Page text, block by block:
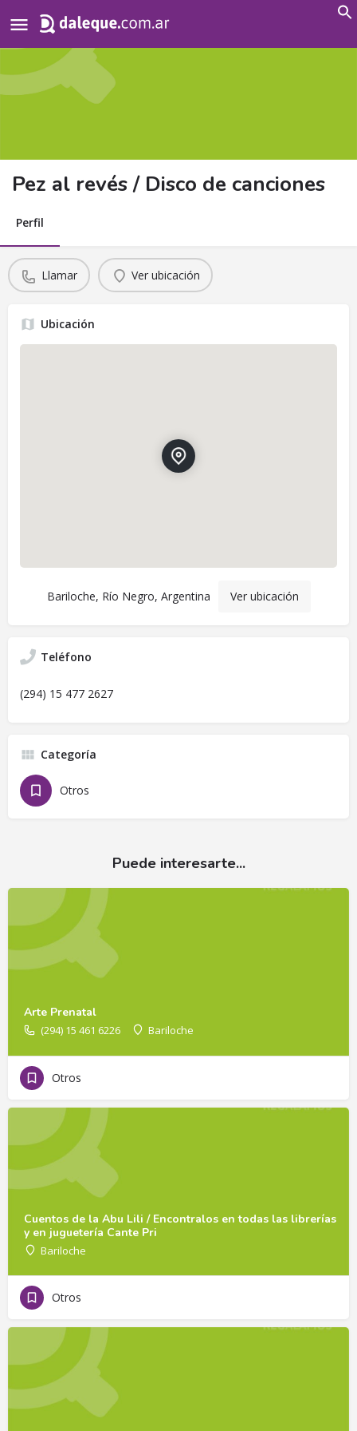
for:
Pez al revés / Disco de canciones
Perfil
Llamar Ver ubicación
Ubicación
Bariloche, Río Negro, Argentina Ver ubicación
Teléfono
(294) 15 477 2627
Categoría
Otros
Puede interesarte...
Arte Prenatal
(294) 15 461 6226 Bariloche
Otros
Cuentos de la Abu Lili / Encontralos en todas las librerías
y en juguetería Cante Pri
Bariloche
Otros